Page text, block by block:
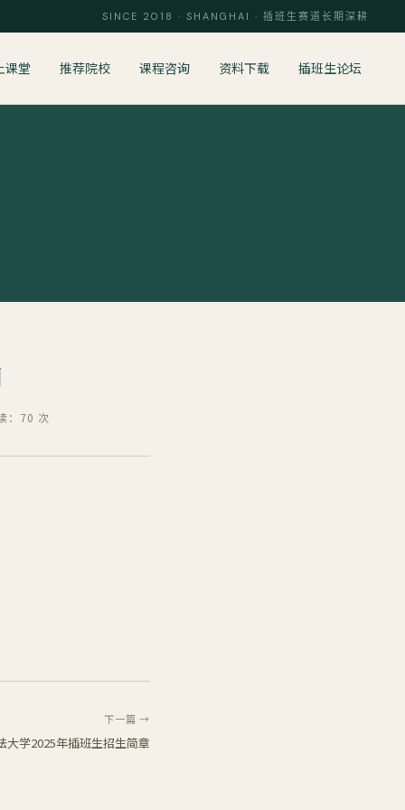
SINCE 2018 · SHANGHAI · 插班生赛道长期深耕
课堂 推荐院校 课程咨询 资料下载 插班生论坛
：70 次
下一篇 →
大学2025年插班生招生简章